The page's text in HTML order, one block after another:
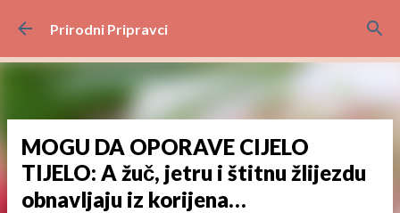
Preskoči na glavni sadržaj
Prirodni Pripravci
MOGU DA OPORAVE CIJELO
TIJELO: A žuč, jetru i štitnu žlijezdu
obnavljaju iz korijena…